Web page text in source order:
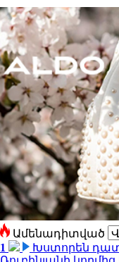
Ամենադիտված
1
Խստորեն